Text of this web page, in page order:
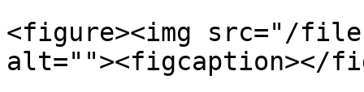
<figure><img src="/